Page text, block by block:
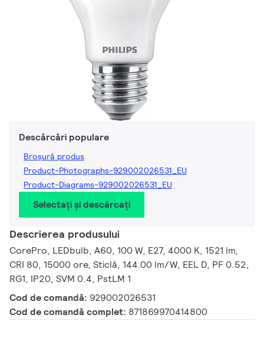
Descărcări populare
Broșură produs
Product-Photographs-929002026531_EU
Product-Diagrams-929002026531_EU
Selectați și descărcați
Descrierea produsului
CorePro, LEDbulb, A60, 100 W, E27, 4000 K, 1521 lm,
CRI 80, 15000 ore, Sticlă, 144.00 lm/W, EEL D, PF 0.52,
RG1, IP20, SVM 0.4, PstLM 1
Cod de comandă: 929002026531
Cod de comandă complet: 871869970414800